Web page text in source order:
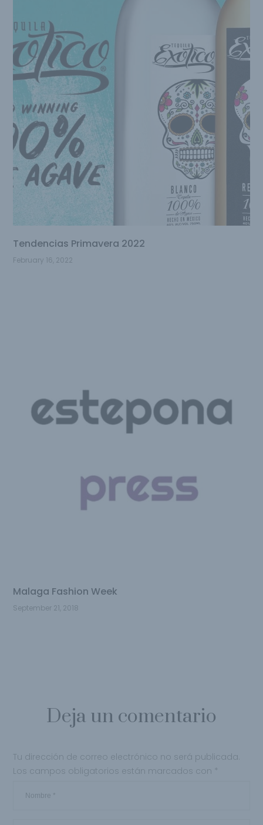
Tendencias Primavera 2022
February 16, 2022
Malaga Fashion Week
September 21, 2018
Deja un comentario
Tu dirección de correo electrónico no será publicada.
Los campos obligatorios están marcados con *